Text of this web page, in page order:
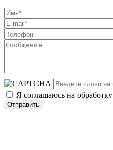
Я соглашаюсь на обработку